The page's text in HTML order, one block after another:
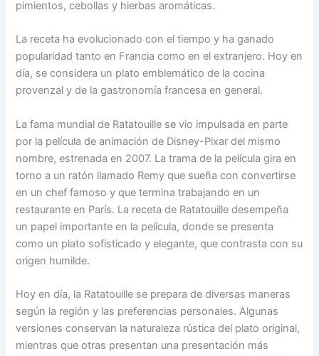
pimientos, cebollas y hierbas aromáticas.
La receta ha evolucionado con el tiempo y ha ganado
popularidad tanto en Francia como en el extranjero. Hoy en
día, se considera un plato emblemático de la cocina
provenzal y de la gastronomía francesa en general.
La fama mundial de Ratatouille se vio impulsada en parte
por la película de animación de Disney-Pixar del mismo
nombre, estrenada en 2007. La trama de la película gira en
torno a un ratón llamado Remy que sueña con convertirse
en un chef famoso y que termina trabajando en un
restaurante en París. La receta de Ratatouille desempeña
un papel importante en la película, donde se presenta
como un plato sofisticado y elegante, que contrasta con su
origen humilde.
Hoy en día, la Ratatouille se prepara de diversas maneras
según la región y las preferencias personales. Algunas
versiones conservan la naturaleza rústica del plato original,
mientras que otras presentan una presentación más